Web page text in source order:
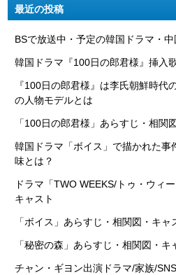
最近の投稿
BSで放送中・予定の韓国ドラマ・
韓国ドラマ『100日の郎君様』挿入
『100日の郎君様』は李氏朝鮮時代
の人物モデルとは
「100日の郎君様」あらすじ・相関
韓国ドラマ「ボイス」で描かれた事
味とは？
ドラマ「TWO WEEKS/トゥ・ウィ
キャスト
「ボイス」あらすじ・相関図・キャ
「秘密の森」あらすじ・相関図・キ
チャン・ギヨン出演ドラマ/家族/